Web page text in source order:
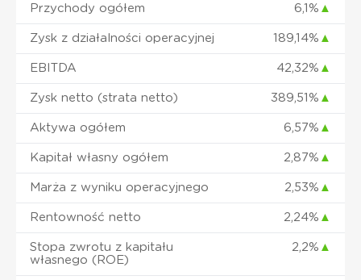
Przychody ogółem 6,1% ▲
Zysk z działalności operacyjnej 189,14% ▲
EBITDA 42,32% ▲
Zysk netto (strata netto) 389,51% ▲
Aktywa ogółem 6,57% ▲
Kapitał własny ogółem 2,87% ▲
Marża z wyniku operacyjnego 2,53% ▲
Rentowność netto 2,24% ▲
Stopa zwrotu z kapitału
własnego (ROE)
2,2% ▲